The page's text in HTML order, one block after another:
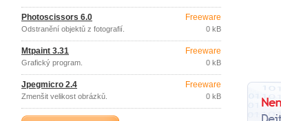
Photoscissors 6.0
Odstranění objektů z fotografií.
Freeware
0 kB
Mtpaint 3.31
Grafický program.
Freeware
0 kB
Jpegmicro 2.4
Zmenšit velikost obrázků.
Freeware
0 kB